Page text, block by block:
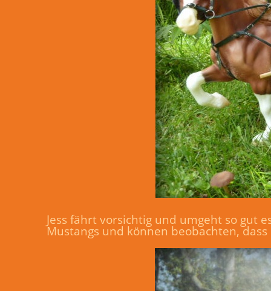
Jess fährt vorsichtig und umgeht so gut
Mustangs und können beobachten,